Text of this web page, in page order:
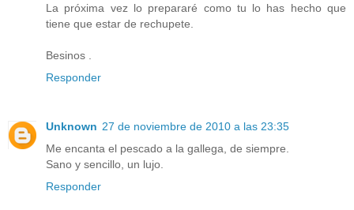
La próxima vez lo prepararé como tu lo has hecho que
tiene que estar de rechupete.
Besinos .
Responder
Unknown 27 de noviembre de 2010 a las 23:35
Me encanta el pescado a la gallega, de siempre.
Sano y sencillo, un lujo.
Responder